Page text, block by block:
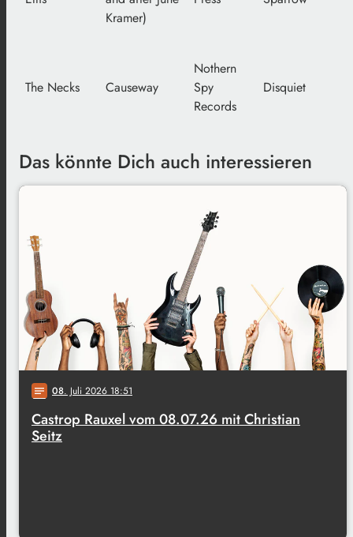
Kramer)
The Necks Causeway
Nothern
Spy
Records
Disquiet
Das könnte Dich auch interessieren
notes 08. Juli 2026 18:51
Castrop Rauxel vom 08.07.26 mit Christian
Seitz